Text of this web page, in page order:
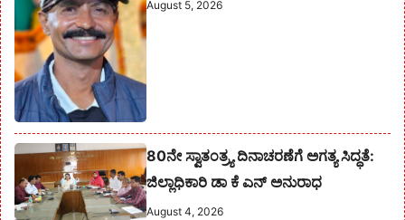
August 5, 2026
80ನೇ ಸ್ವಾತಂತ್ರ್ಯ ದಿನಾಚರಣೆಗೆ ಅಗತ್ಯ ಸಿದ್ಧತೆ:
ಜಿಲ್ಲಾಧಿಕಾರಿ ಡಾ ಕೆ ಎನ್ ಅನುರಾಧ
August 4, 2026